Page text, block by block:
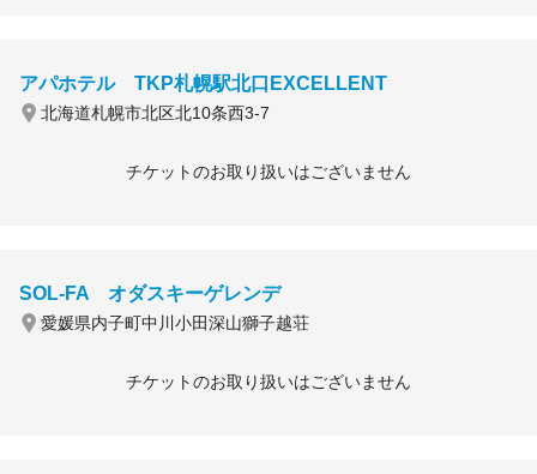
アパホテル TKP札幌駅北口EXCELLENT
北海道札幌市北区北10条西3-7
チケットのお取り扱いはございません
SOL-FA オダスキーゲレンデ
愛媛県内子町中川小田深山獅子越荘
チケットのお取り扱いはございません